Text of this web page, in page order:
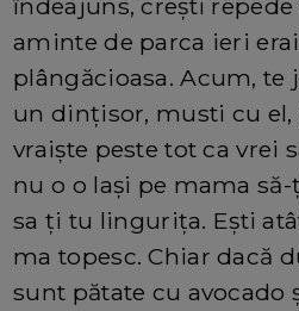
îndeajuns, crești
aminte de parca ieri
plângăcioasa. Acum, te
un dințisor, musti cu el,
vraiște peste tot ca vrei
nu o o lași pe mama
sa ți tu lingurița. Ești
ma topesc. Chiar dacă
sunt pătate cu avocado